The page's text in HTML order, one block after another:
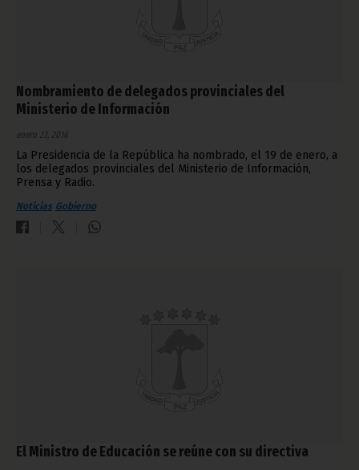
Nombramiento de delegados provinciales del
Ministerio de Información
enero 23, 2016
La Presidencia de la República ha nombrado, el 19 de enero, a
los delegados provinciales del Ministerio de Información,
Prensa y Radio.
Noticias Gobierno
El Ministro de Educación se reúne con su directiva